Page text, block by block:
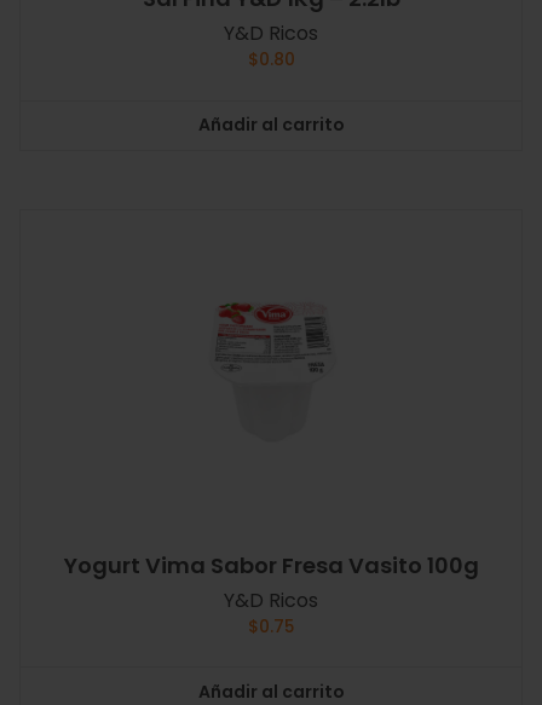
Y&D Ricos
$0.80
Añadir al carrito
Yogurt Vima Sabor Fresa Vasito 100g
Y&D Ricos
$0.75
Añadir al carrito